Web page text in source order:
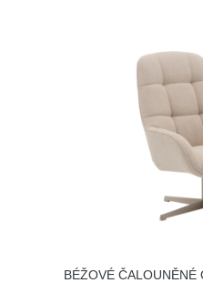
BÉŽOVÉ ČALOUNĚNÉ